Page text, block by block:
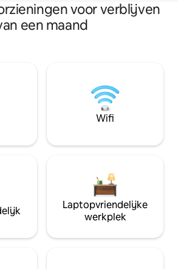
voor verblijven
een maand
Wifi
Laptopvriendelijke
werkplek